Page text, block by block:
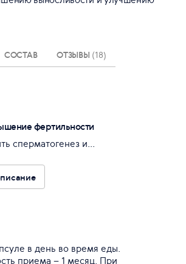
СОСТАВ ОТЗЫВЫ (18)
фертильности
сперматогенез и...
в день во время еды.
приема – 1 месяц. При